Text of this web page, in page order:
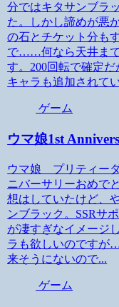
分ではキタサンブラ
た。しかし諦めが悪
の石とチケット分も
で……何なら天井ま
す。200回転で確定
キャラも追加されて
ゲーム
ウマ娘1st
ウマ娘 プリティー
ニバーサリーおめで
想はしていたけど、
ンブラック。SSRサ
が凄すぎなイメージ
ラも欲しいのですが
来そうにないので...
ゲーム